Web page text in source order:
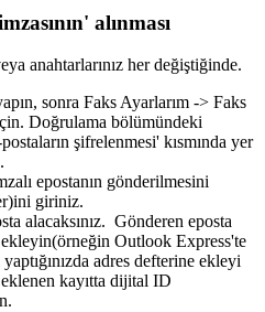
alınması
anahtarlarınız her değiştiğinde.
sonra Faks Ayarlarım -> Faks
Doğrulama bölümündeki
şifrelenmesi' kısmında yer
epostanın gönderilmesini
giriniz.
alacaksınız. Gönderen eposta
Outlook Express'te
adres defterine ekleyi
kayıtta dijital ID